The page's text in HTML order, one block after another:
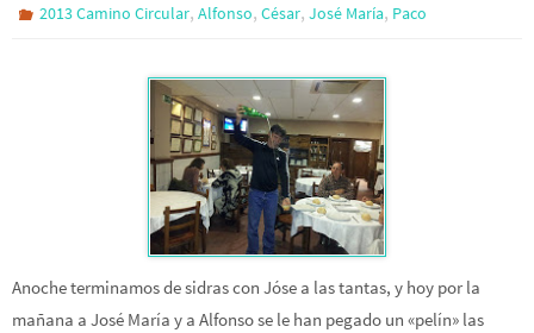
2013 Camino Circular,Alfonso,César,José María, Paco
Anoche terminamos de sidras con Jóse a las tantas, y hoy por la
mañana a José María y a Alfonso se le han pegado un «pelín» las